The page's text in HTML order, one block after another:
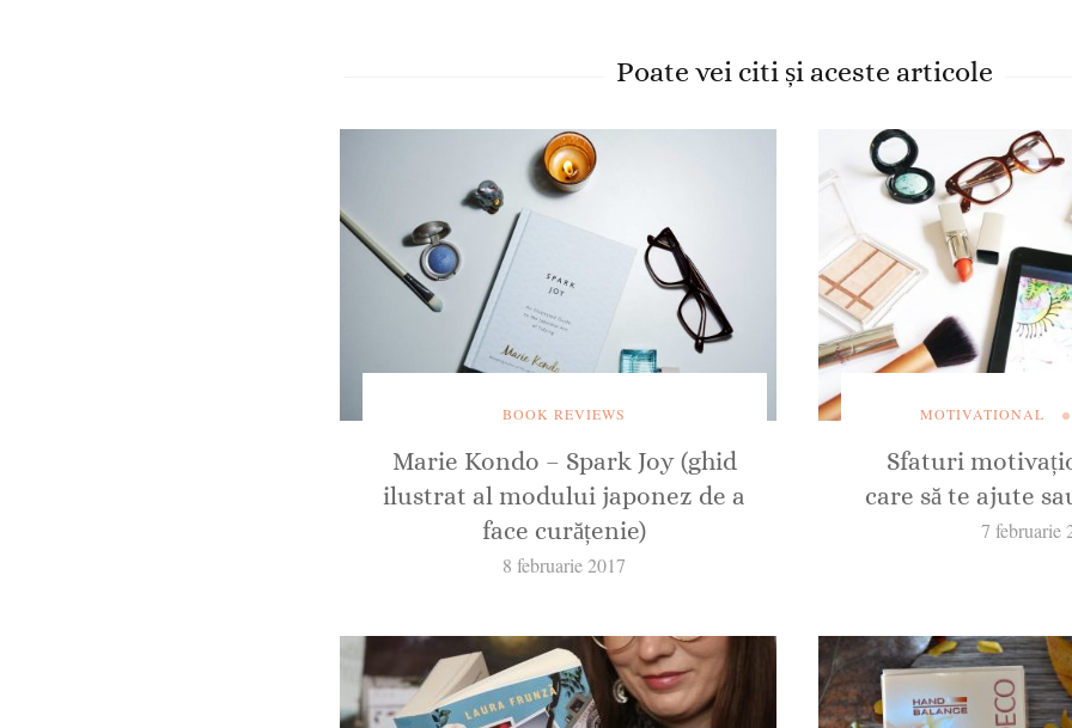
Poate vei citi și aceste articole
BOOK REVIEWS
Marie Kondo – Spark Joy (ghid
ilustrat al modului japonez de a
face curățenie)
8 februarie 2017
MOTIVATIONAL
Sfaturi
care să te ajute
7 februarie